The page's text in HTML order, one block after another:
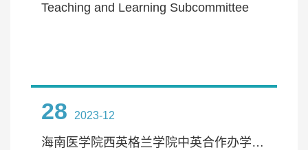
Teaching and Learning Subcommittee
28 2023-12
海南医学院西英格兰学院中英合作办学首次运营会议圆满结束